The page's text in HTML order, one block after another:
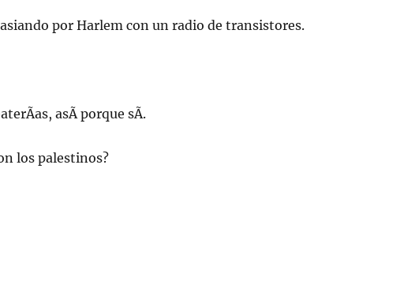
por Harlem con un radio de transistores.
asÃ­ porque sÃ­.
los palestinos?